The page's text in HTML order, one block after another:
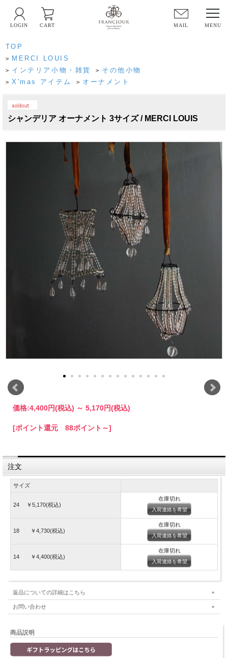
MAIL
LOGIN CART
TOP
> MERCI LOUIS
> インテリア小物・雑貨 > その他小物
> X'mas アイテム > オーナメント
PICK UP
シャンデリア オーナメント 3サイズ / MERCI LOUIS
価格:4,400円(税込) ～ 5,170円(税込)
[ポイント還元 88ポイント～]
注文
サイズ
24 ￥5,170(税込)
在庫切れ
入荷連絡を希望
18 ￥4,730(税込)
在庫切れ
入荷連絡を希望
14 ￥4,400(税込)
在庫切れ
入荷連絡を希望
返品についての詳細はこちら
お問い合わせ
商品説明